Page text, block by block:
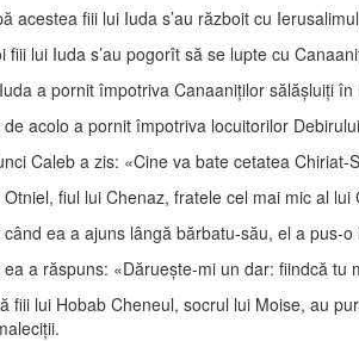
acestea fiii lui Iuda s’au războit cu
fiii lui Iuda s’au pogorît să se lupte cu
a pornit împotriva Canaaniţilor sălăşluiţi
de acolo a pornit împotriva locuitorilor
Caleb a zis: «Cine va bate cetatea
Otniel, fiul lui Chenaz, fratele cel mai mic al
când ea a ajuns lângă bărbatu-său, el a pus-
ea a răspuns: «Dărueşte-mi un dar: fiindcă tu
fiii lui Hobab Cheneul, socrul lui Moise, au